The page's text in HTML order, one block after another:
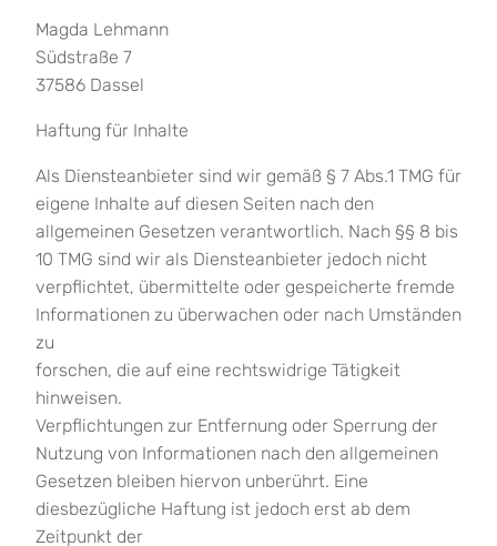
Magda Lehmann
Südstraße 7
37586 Dassel
Haftung für Inhalte
Als Diensteanbieter sind wir gemäß § 7 Abs.1 TMG für
eigene Inhalte auf diesen Seiten nach den
allgemeinen Gesetzen verantwortlich. Nach §§ 8 bis
10 TMG sind wir als Diensteanbieter jedoch nicht
verpflichtet, übermittelte oder gespeicherte fremde
Informationen zu überwachen oder nach Umständen
zu
forschen, die auf eine rechtswidrige Tätigkeit
hinweisen.
Verpflichtungen zur Entfernung oder Sperrung der
Nutzung von Informationen nach den allgemeinen
Gesetzen bleiben hiervon unberührt. Eine
diesbezügliche Haftung ist jedoch erst ab dem
Zeitpunkt der